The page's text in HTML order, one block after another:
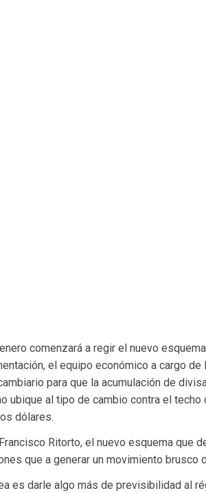
comenzará a regir el nuevo
el equipo económico a cargo de
para que la acumulación de
ubique al tipo de cambio contra el techo
dólares.
Ritorto, el nuevo esquema que
que a generar un movimiento brusco
es darle algo más de previsibilidad al